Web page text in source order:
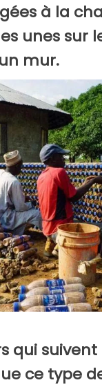
à la
unes sur
mur.
qui
ce type